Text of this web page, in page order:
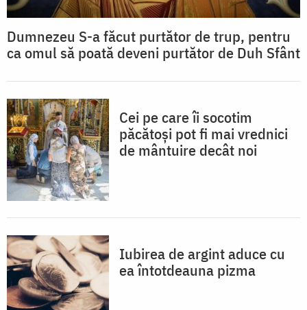
Dumnezeu S-a făcut purtător de trup, pentru
ca omul să poată deveni purtător de Duh Sfânt
Cei pe care îi socotim
păcătoși pot fi mai vrednici
de mântuire decât noi
Iubirea de argint aduce cu
ea întotdeauna pizma